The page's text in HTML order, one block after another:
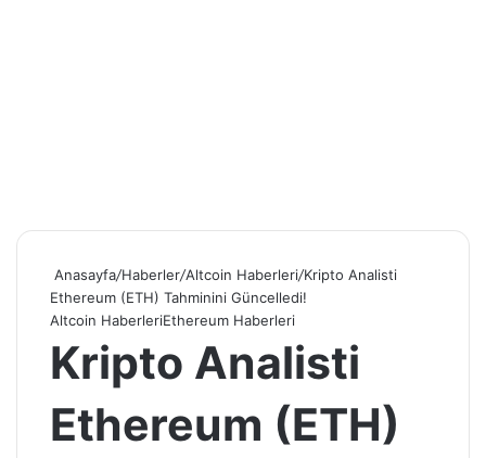
Anasayfa/Haberler/Altcoin Haberleri/Kripto Analisti
Ethereum (ETH) Tahminini Güncelledi!
Altcoin HaberleriEthereum Haberleri
Kripto Analisti
Ethereum (ETH)